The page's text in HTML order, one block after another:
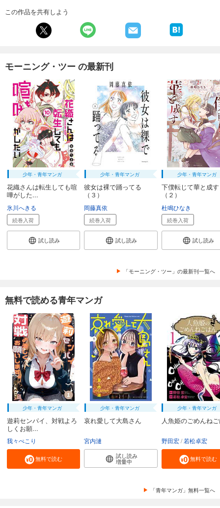
この作品を共有しよう
モーニング・ツー の最新刊
少年・青年マンガ
花織さんは転生しても喧
嘩がした...
氷川へきる
続巻入荷
試し読み
少年・青年マンガ
彼女は裸で踊ってる
（３）
岡藤真依
続巻入荷
試し読み
少年・青年マンガ
下僕転じて華と成す
（２）
杜鳴ひなき
続巻入荷
試し読み
「モーニング・ツー」の最新刊一覧へ
無料で読める青年マンガ
少年・青年マンガ
遊莉センパイ、対戦よろ
しくお願...
我々ぺこり
無料で読む
少年・青年マンガ
哀れ愛して大島さん
宮内漣
試し読み
増量中
少年・青年マンガ
人魚姫のごめんね
野田宏 若松卓宏
無料で読む
「青年マンガ」無料一覧へ